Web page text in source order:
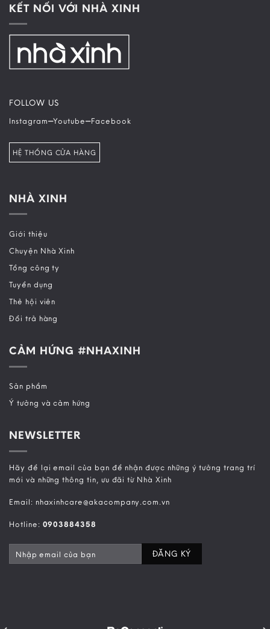
KẾT NỐI VỚI NHÀ XINH
FOLLOW US
Instagram–Youtube–Facebook
HỆ THỐNG CỬA HÀNG
NHÀ XINH
Giới thiệu
Chuyện Nhà Xinh
Tổng công ty
Tuyển dụng
Thẻ hội viên
Đổi trả hàng
CẢM HỨNG #NHAXINH
Sản phẩm
Ý tưởng và cảm hứng
NEWSLETTER
Hãy để lại email của bạn để nhận được những ý tưởng trang trí
mới và những thông tin, ưu đãi từ Nhà Xinh
Email: nhaxinhcare@akacompany.com.vn
Hotline: 0903884358